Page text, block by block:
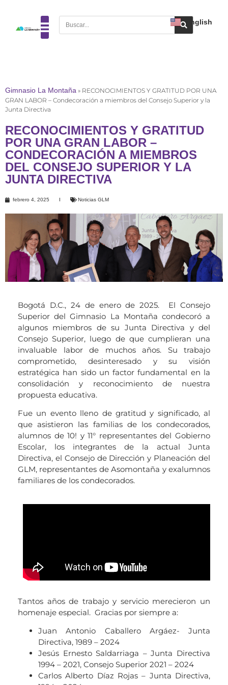
English
Gimnasio La Montaña » RECONOCIMIENTOS Y GRATITUD POR UNA
GRAN LABOR – Condecoración a miembros del Consejo Superior y la
Junta Directiva
RECONOCIMIENTOS Y GRATITUD
POR UNA GRAN LABOR –
CONDECORACIÓN A MIEMBROS
DEL CONSEJO SUPERIOR Y LA
JUNTA DIRECTIVA
febrero 4, 2025 Noticias GLM
Bogotá D.C., 24 de enero de 2025. El Consejo
Superior del Gimnasio La Montaña condecoró a
algunos miembros de su Junta Directiva y del
Consejo Superior, luego de que cumplieran una
invaluable labor de muchos años. Su trabajo
comprometido, desinteresado y su visión
estratégica han sido un factor fundamental en la
consolidación y reconocimiento de nuestra
propuesta educativa.
Fue un evento lleno de gratitud y significado, al
que asistieron las familias de los condecorados,
alumnos de 10! y 11° representantes del Gobierno
Escolar, los integrantes de la actual Junta
Directiva, el Consejo de Dirección y Planeación del
GLM, representantes de Asomontaña y exalumnos
familiares de los condecorados.
Tantos años de trabajo y servicio merecieron un
homenaje especial. Gracias por siempre a:
Juan Antonio Caballero Argáez- Junta
Directiva, 1989 – 2024
Jesús Ernesto Saldarriaga – Junta Directiva
1994 – 2021, Consejo Superior 2021 – 2024
Carlos Alberto Díaz Rojas – Junta Directiva,